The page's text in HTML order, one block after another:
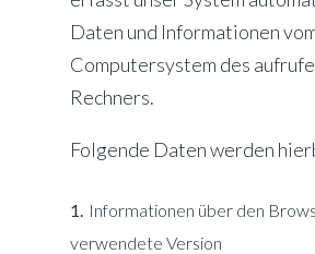
Daten und Informationen
Computersystem des
Rechners.
Folgende Daten werden
Informationen über den
verwendete Version